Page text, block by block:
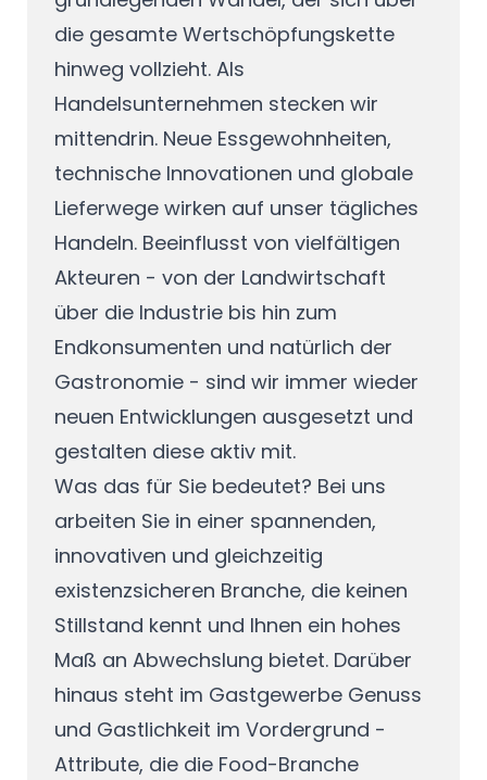
die gesamte Wertschöpfungskette
hinweg vollzieht. Als
Handelsunternehmen stecken wir
mittendrin. Neue Essgewohnheiten,
technische Innovationen und globale
Lieferwege wirken auf unser tägliches
Handeln. Beeinflusst von vielfältigen
Akteuren - von der Landwirtschaft
über die Industrie bis hin zum
Endkonsumenten und natürlich der
Gastronomie - sind wir immer wieder
neuen Entwicklungen ausgesetzt und
gestalten diese aktiv mit.
Was das für Sie bedeutet? Bei uns
arbeiten Sie in einer spannenden,
innovativen und gleichzeitig
existenzsicheren Branche, die keinen
Stillstand kennt und Ihnen ein hohes
Maß an Abwechslung bietet. Darüber
hinaus steht im Gastgewerbe Genuss
und Gastlichkeit im Vordergrund -
Attribute, die die Food-Branche